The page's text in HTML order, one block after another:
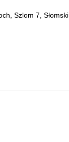
Szlom 7, Słomski,